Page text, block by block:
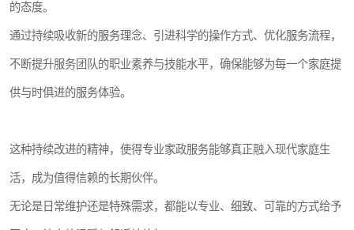
的态度。
通过持续吸收新的服务理念、引进科学的操作方式、优化服务流程，
不断提升服务团队的职业素养与技能水平，确保能够为每一个家庭提
供与时俱进的服务体验。
这种持续改进的精神，使得专业家政服务能够真正融入现代家庭生
活，成为值得信赖的长期伙伴。
无论是日常维护还是特殊需求，都能以专业、细致、可靠的方式给予